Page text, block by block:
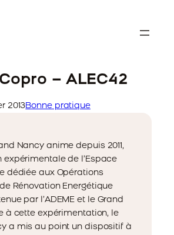
– ALEC42
2013Bonne pratique
Nancy anime depuis 2011,
expérimentale de l’Espace
dédiée aux Opérations
Rénovation Energétique
par l’ADEME et le Grand
à cette expérimentation, le
a mis au point un dispositif à